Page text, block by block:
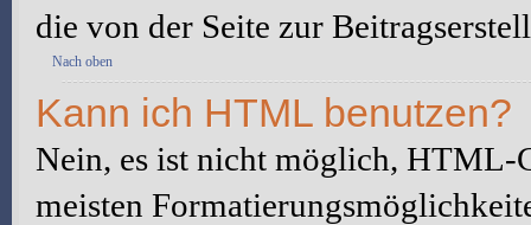
die von der Seite zur
Nach oben
Kann ich HTML benutzen?
Nein, es ist nicht möglich, HTML-
meisten